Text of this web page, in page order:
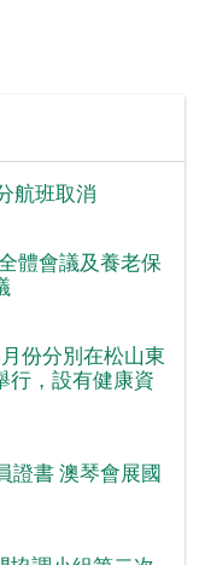
航班取消
體會議及養老保
份分別在松山東
行，設有健康資
證書 澳琴會展國